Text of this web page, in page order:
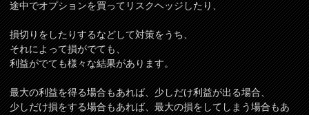
途中でオプションを買ってリスクヘッジしたり、
損切りをしたりするなどして対策をうち、
それによって損がでても、
利益がでても様々な結果があります。
最大の利益を得る場合もあれば、少しだけ利益が出る場合、
少しだけ損をする場合もあれば、最大の損をしてしまう場合もあ